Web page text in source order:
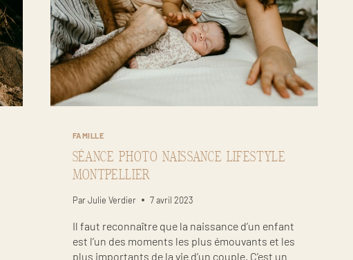
FAMILLE
SÉANCE PHOTO NAISSANCE LIFESTYLE
MONTPELLIER
Par Julie Verdier 7 avril 2023
Il faut reconnaître que la naissance d’un enfant
est l’un des moments les plus émouvants et les
plus importants de la vie d’un couple. C’est un